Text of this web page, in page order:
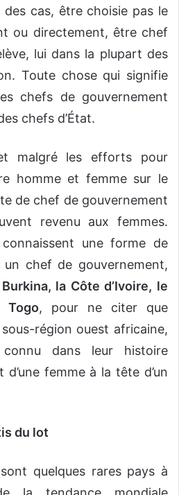
cas, être choisie pas le
ou directement, être chef
lui dans la plupart des
Toute chose qui signifie
chefs de gouvernement
chefs d’État.
et malgré les efforts pour
homme et femme sur le
de chef de gouvernement
revenu aux femmes.
une forme de
un chef de gouvernement,
la Côte d’Ivoire, le
Togo, pour ne citer que
région ouest africaine,
dans leur histoire
d’une femme à la tête d’un
du lot
quelques rares pays à